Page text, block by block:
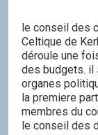
le conseil des
Celtique de
déroule une
des budgets. il
organes
la premiere
membres du
le conseil des